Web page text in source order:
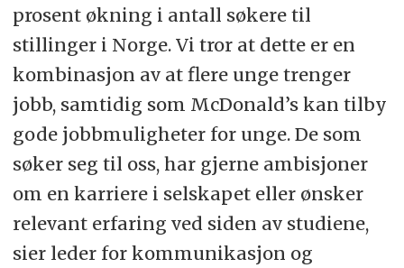
prosent økning i antall søkere til
stillinger i Norge. Vi tror at dette er en
kombinasjon av at flere unge trenger
jobb, samtidig som McDonald’s kan tilby
gode jobbmuligheter for unge. De som
søker seg til oss, har gjerne ambisjoner
om en karriere i selskapet eller ønsker
relevant erfaring ved siden av studiene,
sier leder for kommunikasjon og